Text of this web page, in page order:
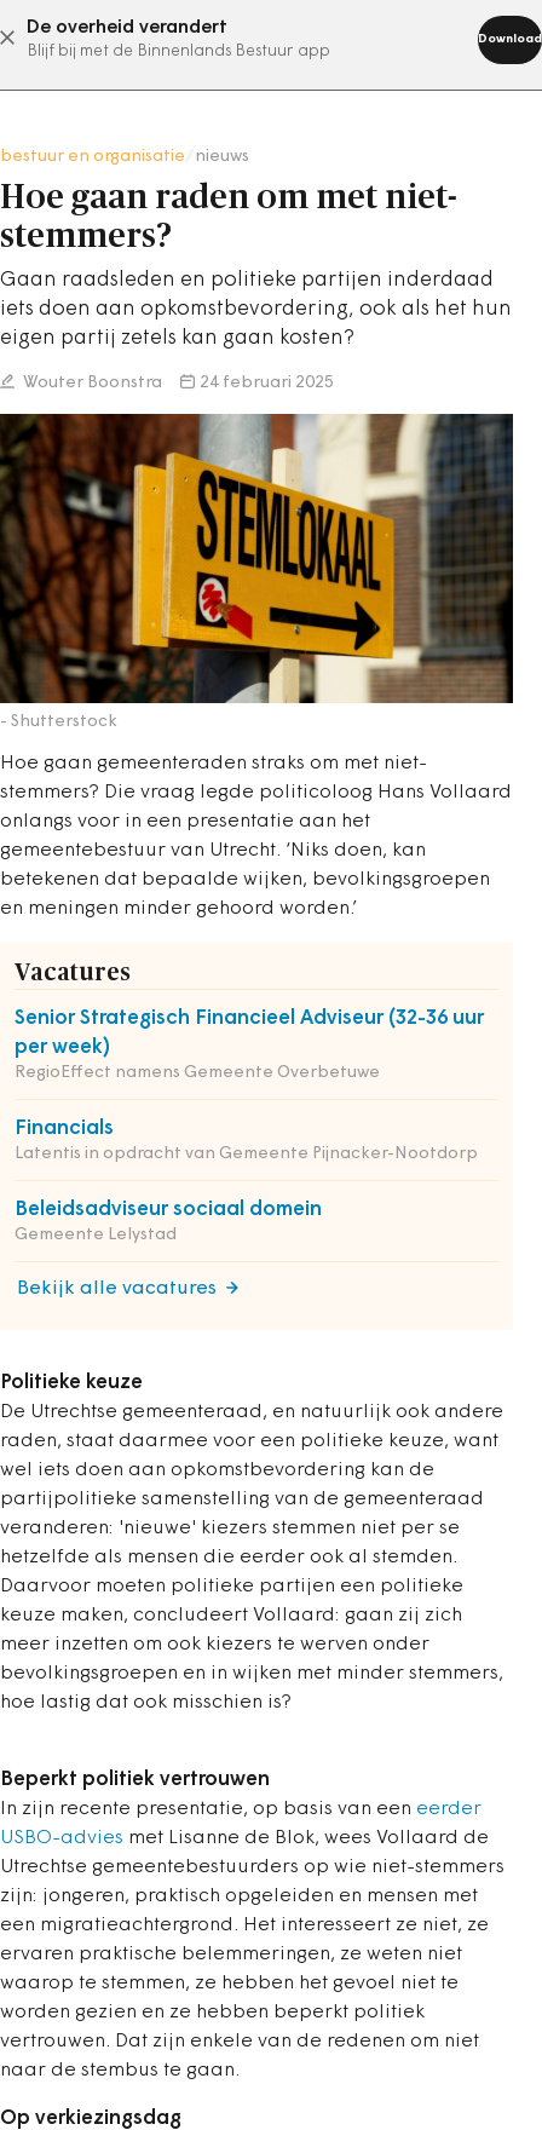
De overheid verandert
Blijf bij met de Binnenlands Bestuur app
Download
abonneer nu
bestuur en organisatie nieuws
Hoe gaan raden om met niet-
stemmers?
Gaan raadsleden en politieke partijen inderdaad
iets doen aan opkomstbevordering, ook als het hun
eigen partij zetels kan gaan kosten?
Wouter Boonstra 24 februari 2025
- Shutterstock
Hoe gaan gemeenteraden straks om met niet-
stemmers? Die vraag legde politicoloog Hans Vollaard
onlangs voor in een presentatie aan het
gemeentebestuur van Utrecht. ‘Niks doen, kan
betekenen dat bepaalde wijken, bevolkingsgroepen
en meningen minder gehoord worden.’
Vacatures
Senior Strategisch Financieel Adviseur (32-36 uur
per week)
RegioEffect namens Gemeente Overbetuwe
Financials
Latentis in opdracht van Gemeente Pijnacker-Nootdorp
Beleidsadviseur sociaal domein
Gemeente Lelystad
Bekijk alle vacatures
Politieke keuze
De Utrechtse gemeenteraad, en natuurlijk ook andere
raden, staat daarmee voor een politieke keuze, want
wel iets doen aan opkomstbevordering kan de
partijpolitieke samenstelling van de gemeenteraad
veranderen: 'nieuwe' kiezers stemmen niet per se
hetzelfde als mensen die eerder ook al stemden.
Daarvoor moeten politieke partijen een politieke
keuze maken, concludeert Vollaard: gaan zij zich
meer inzetten om ook kiezers te werven onder
bevolkingsgroepen en in wijken met minder stemmers,
hoe lastig dat ook misschien is?
Beperkt politiek vertrouwen
In zijn recente presentatie, op basis van een eerder
USBO-advies met Lisanne de Blok, wees Vollaard de
Utrechtse gemeentebestuurders op wie niet-stemmers
zijn: jongeren, praktisch opgeleiden en mensen met
een migratieachtergrond. Het interesseert ze niet, ze
ervaren praktische belemmeringen, ze weten niet
waarop te stemmen, ze hebben het gevoel niet te
worden gezien en ze hebben beperkt politiek
vertrouwen. Dat zijn enkele van de redenen om niet
naar de stembus te gaan.
Op verkiezingsdag